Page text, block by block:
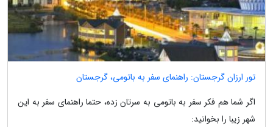
تور ارزان گرجستان: راهنمای سفر به باتومی، گرجستان
اگر شما هم فکر سفر به باتومی به سرتان زده، حتما راهنمای سفر به این
شهر زیبا را بخوانید: